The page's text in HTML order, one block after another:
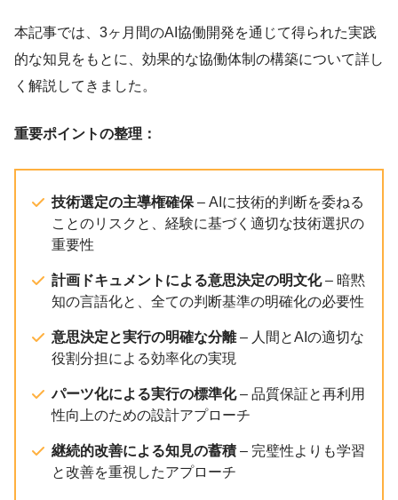
本記事では、3ヶ月間のAI協働開発を通じて得られた実践
的な知見をもとに、効果的な協働体制の構築について詳し
く解説してきました。
重要ポイントの整理：
技術選定の主導権確保 – AIに技術的判断を委ねる
ことのリスクと、経験に基づく適切な技術選択の
重要性
計画ドキュメントによる意思決定の明文化– 暗黙
知の言語化と、全ての判断基準の明確化の必要性
意思決定と実行の明確な分離– 人間とAIの適切な
役割分担による効率化の実現
パーツ化による実行の標準化– 品質保証と再利用
性向上のための設計アプローチ
継続的改善による知見の蓄積 – 完璧性よりも学習
と改善を重視したアプローチ